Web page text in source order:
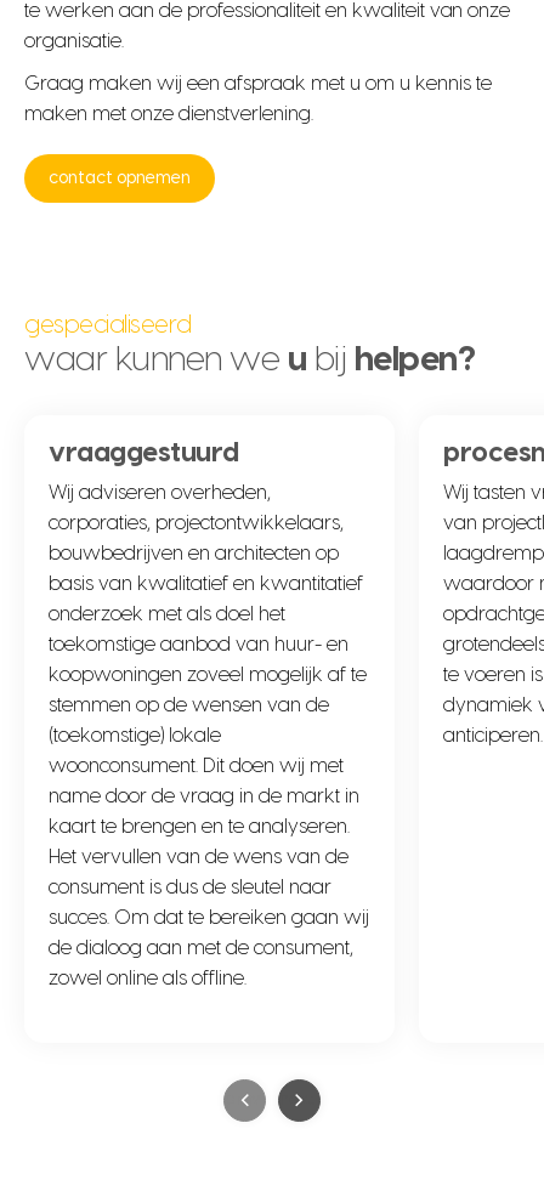
te werken aan de professionaliteit en kwaliteit van onze
organisatie.
Graag maken wij een afspraak met u om u kennis te
maken met onze dienstverlening.
contact opnemen
gespecialiseerd
waar kunnen we u bij helpen?
vraaggestuurd
Wij adviseren overheden,
corporaties, projectontwikkelaars,
bouwbedrijven en architecten op
basis van kwalitatief en kwantitatief
onderzoek met als doel het
toekomstige aanbod van huur- en
koopwoningen zoveel mogelijk af te
stemmen op de wensen van de
(toekomstige) lokale
woonconsument. Dit doen wij met
name door de vraag in de markt in
kaart te brengen en te analyseren.
Het vervullen van de wens van de
consument is dus de sleutel naar
succes. Om dat te bereiken gaan wij
de dialoog aan met de consument,
zowel online als offline.
Wij tasten
van
waardoor
te voeren
dynamiek
anticiperen.
prev next